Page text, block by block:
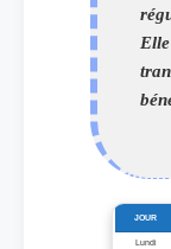
JOUR
Lundi